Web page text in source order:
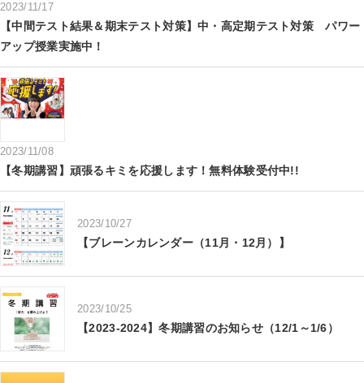
2023/11/17
【中間テスト結果＆期末テスト対策】中・高定期テスト対策 パワー
アップ授業実施中！
2023/11/08
【冬期講習】頑張るキミを応援します！無料体験受付中!!
2023/10/27
【ブレーンカレンダー（11月・12月）】
2023/10/25
【2023-2024】冬期講習のお知らせ（12/1～1/6）